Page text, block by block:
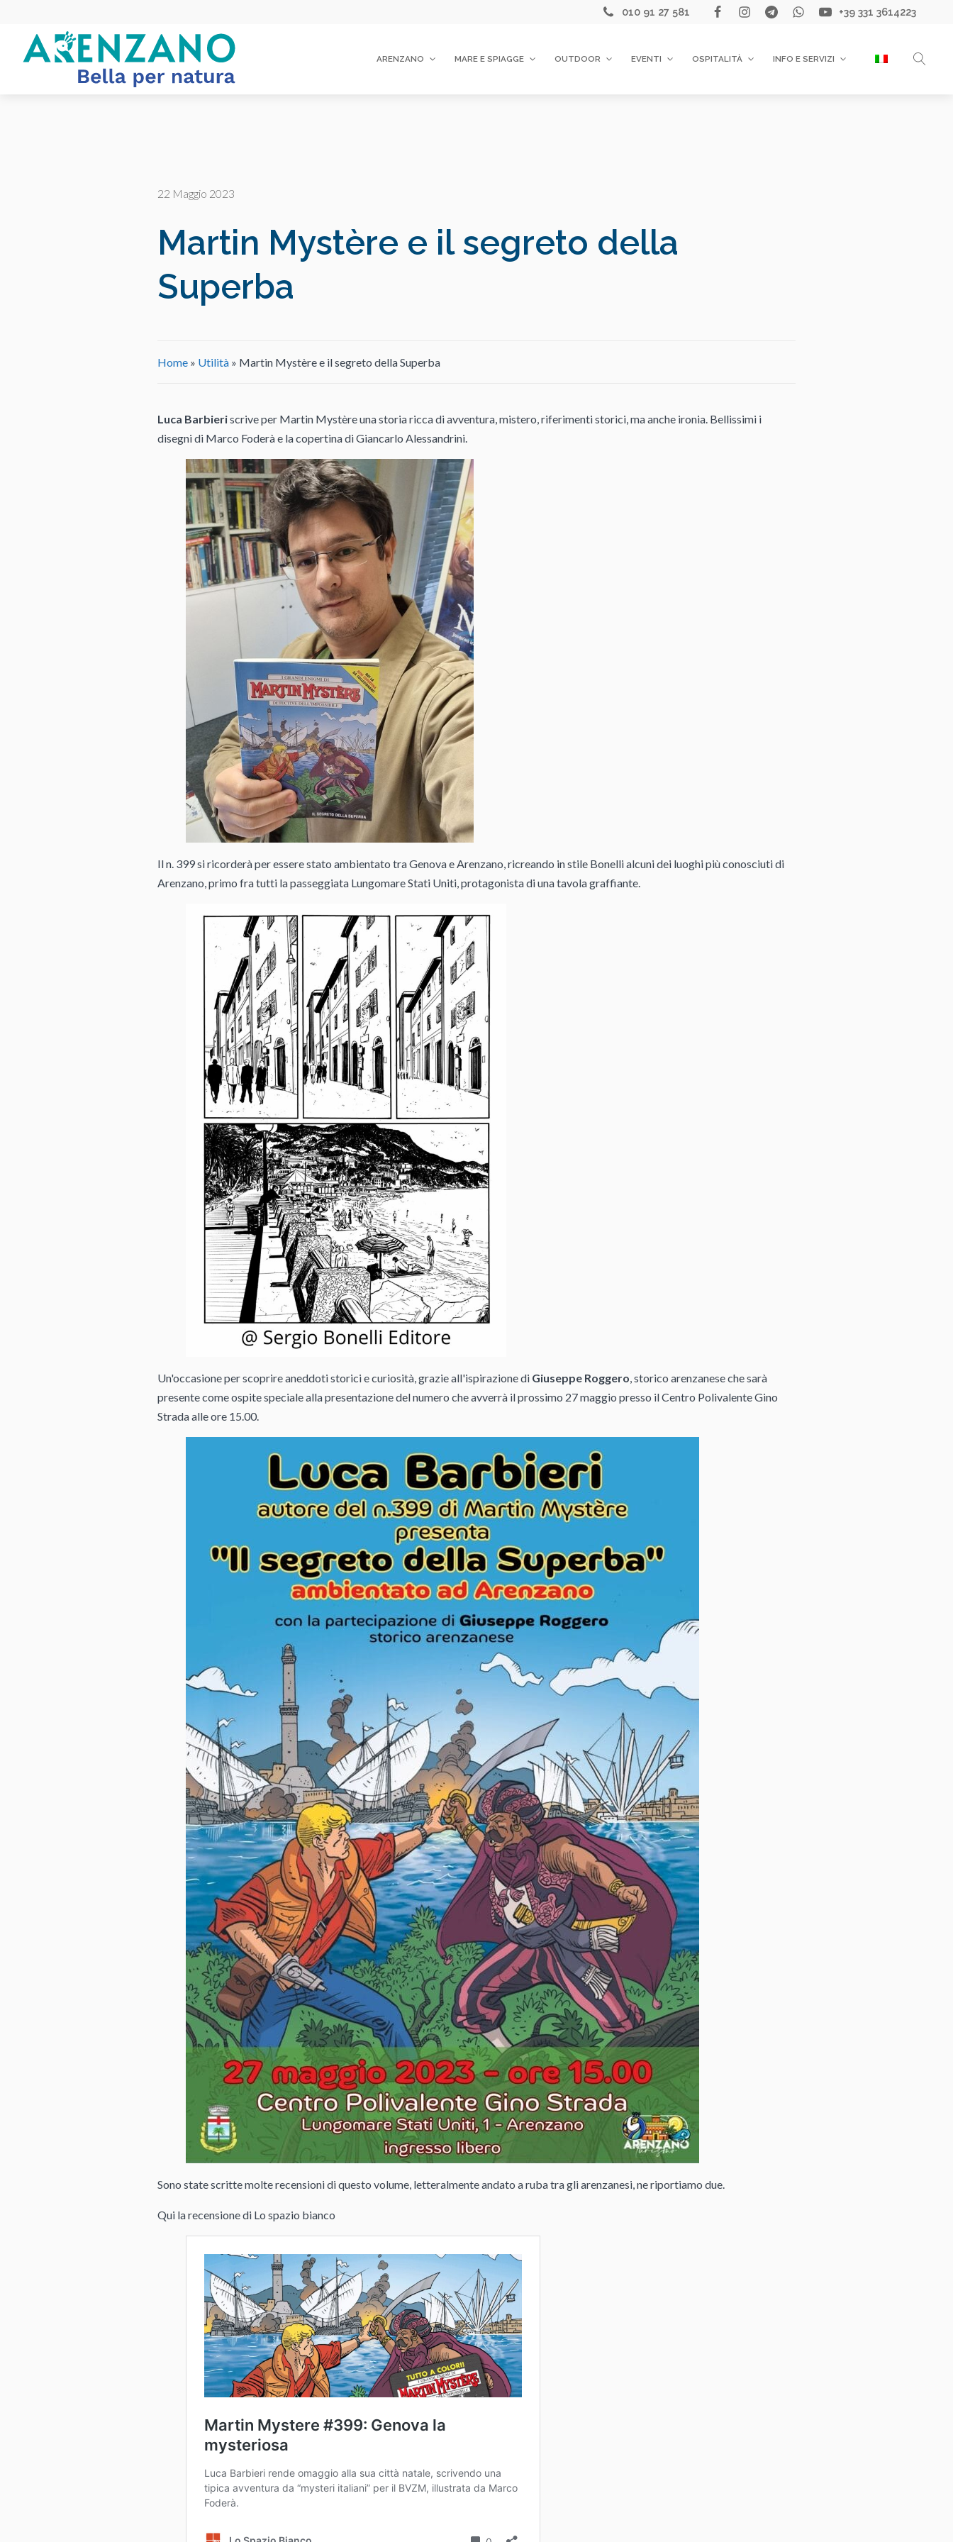
010 91 27 581 +39 331 3614223
ARENZANO MARE E SPIAGGE OUTDOOR EVENTI OSPITALITÀ INFO E SERVIZI
22 Maggio 2023
Martin Mystère e il segreto della
Superba
Home » Utilità » Martin Mystère e il segreto della Superba
Luca Barbieriscrive per Martin Mystère una storia ricca di avventura, mistero, riferimenti storici, ma anche ironia. Bellissimi i
disegni di Marco Foderà e la copertina di Giancarlo Alessandrini.
Il n. 399 si ricorderà per essere stato ambientato tra Genova e Arenzano, ricreando in stile Bonelli alcuni dei luoghi più conosciuti di
Arenzano, primo fra tutti la passeggiata Lungomare Stati Uniti, protagonista di una tavola graffiante.
Un'occasione per scoprire aneddoti storici e curiosità, grazie all'ispirazione di Giuseppe Roggero, storico arenzanese che sarà
presente come ospite speciale alla presentazione del numero che avverrà il prossimo 27 maggio presso il Centro Polivalente Gino
Strada alle ore 15.00.
Sono state scritte molte recensioni di questo volume, letteralmente andato a ruba tra gli arenzanesi, ne riportiamo due.
Qui la recensione di Lo spazio bianco